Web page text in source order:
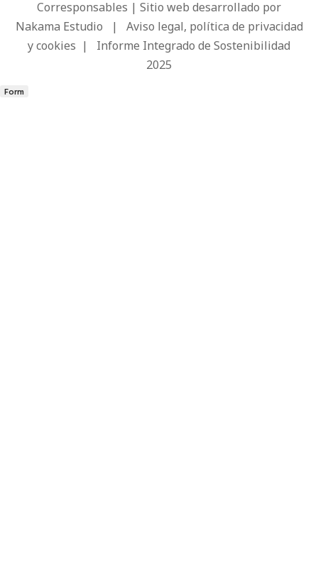
Corresponsables | Sitio web desarrollado por
Nakama Estudio | Aviso legal, política de privacidad
y cookies | Informe Integrado de Sostenibilidad
2025
Form